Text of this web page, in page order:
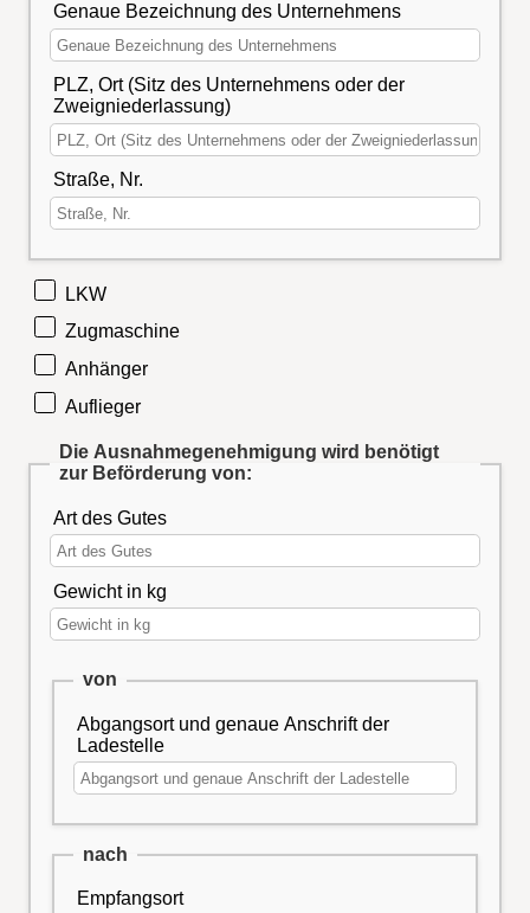
Genaue Bezeichnung des Unternehmens
PLZ, Ort (Sitz des Unternehmens oder der
Zweigniederlassung)
Straße, Nr.
LKW
Zugmaschine
Anhänger
Auflieger
Die Ausnahmegenehmigung wird benötigt
zur Beförderung von:
Art des Gutes
Gewicht in kg
von
Abgangsort und genaue Anschrift der
Ladestelle
nach
Empfangsort